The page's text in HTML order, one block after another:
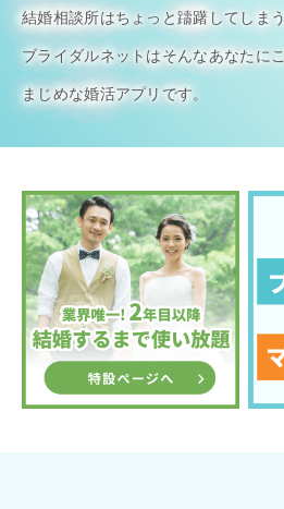
結婚相談所はちょっと躊躇してしま
ブライダルネットはそんなあなたに
まじめな婚活アプリです。